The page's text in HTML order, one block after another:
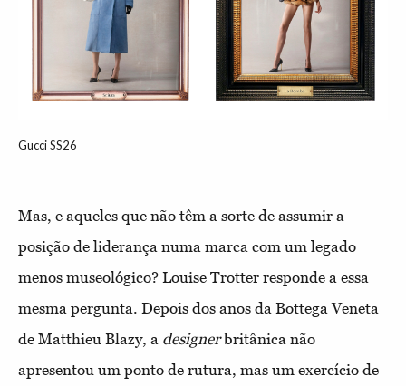
Gucci SS26
Mas, e aqueles que não têm a sorte de assumir a
posição de liderança numa marca com um legado
menos museológico? Louise Trotter responde a essa
mesma pergunta. Depois dos anos da Bottega Veneta
de Matthieu Blazy, a designerbritânica não
apresentou um ponto de rutura, mas um exercício de